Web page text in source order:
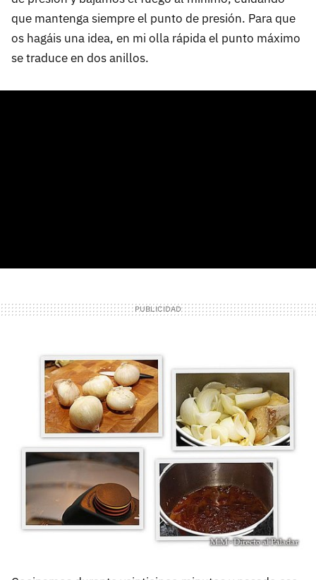
que mantenga siempre el punto de presión. Para que
os hagáis una idea, en mi olla rápida el punto máximo
se traduce en dos anillos.